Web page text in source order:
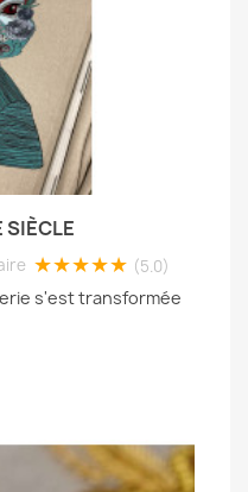
SIÈCLE
★★★★★ (5.0)
s'est transformée